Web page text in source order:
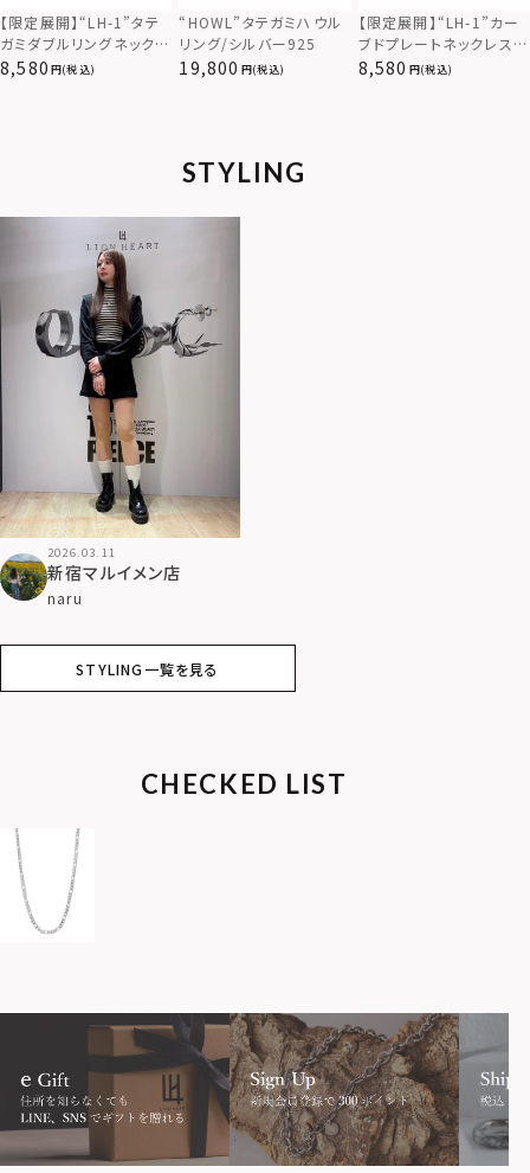
【限定展開】“LH-1”タテ
ガミダブルリングネックレ
ス（ツイスト/シルバー）/
8,580 (税込)
“HOWL”タテガミハウル
リング/シルバー925
19,800 (税込)
【限定展開】“LH-1”カー
ブドプレートネックレス/
サージカルステンレス（金
8,580 (税込)
STYLING
2026.03.11
新宿マルイメン店
naru
STYLING一覧を見る
CHECKED LIST